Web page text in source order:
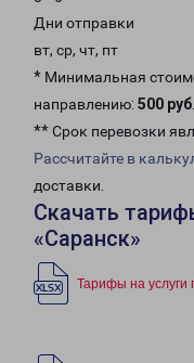
Дни отправки
вт, ср, чт, пт
* Минимальная
направлению: 500 руб.
** Срок перевозки
Рассчитайте в
доставки.
Скачать
«Саранск»
Тарифы на услуги